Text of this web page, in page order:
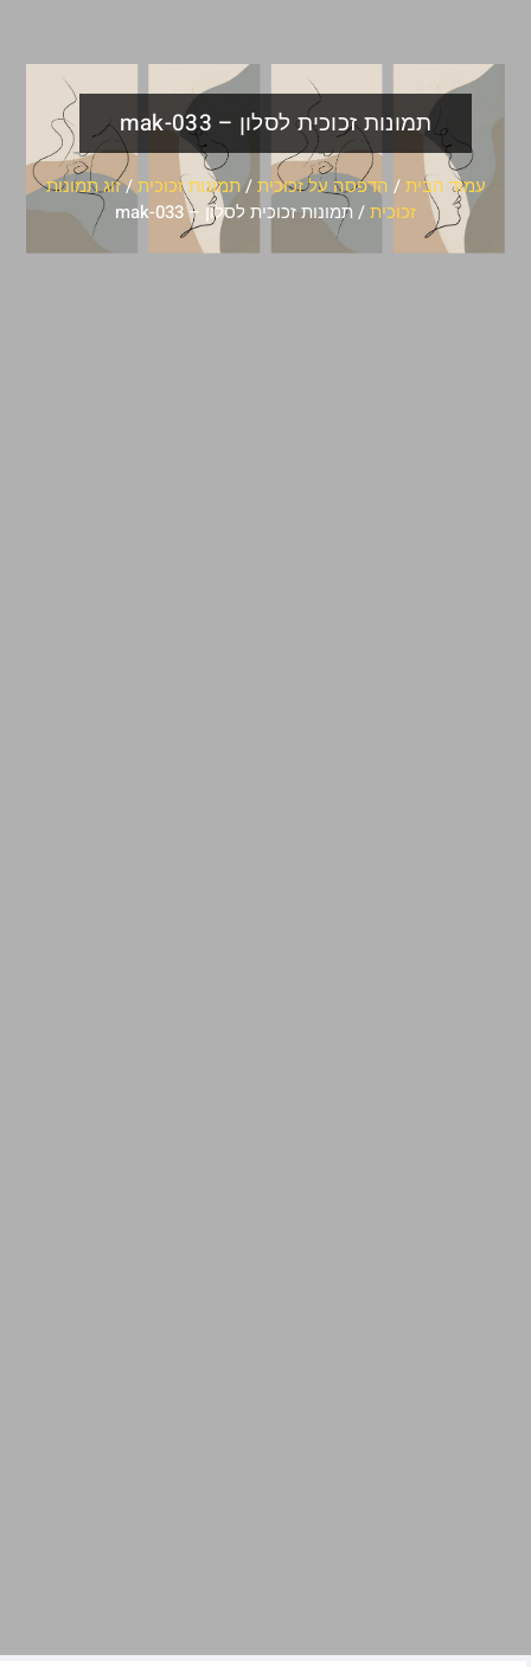
תמונות זכוכית לסלון – mak-033
עמוד הבית/ הדפסה על זכוכית/תמונות זכוכית/זוג תמונות
זכוכית/ תמונות זכוכית לסלון – mak-033